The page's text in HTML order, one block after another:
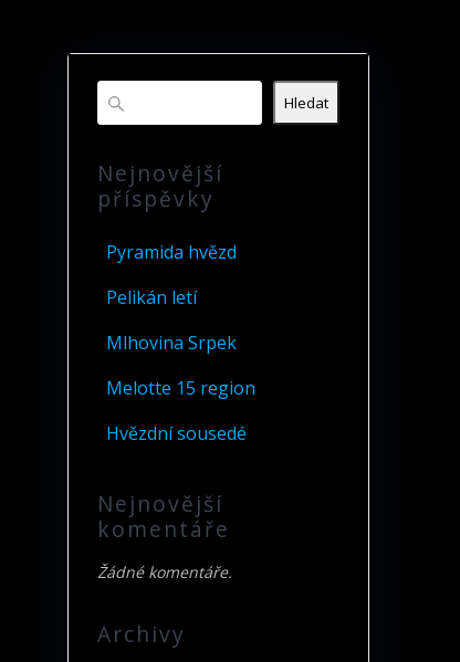
Hledat
Nejnovější
příspěvky
Pyramida hvězd
Pelikán letí
Mlhovina Srpek
Melotte 15 region
Hvězdní sousedé
Nejnovější
komentáře
Žádné komentáře.
Archivy